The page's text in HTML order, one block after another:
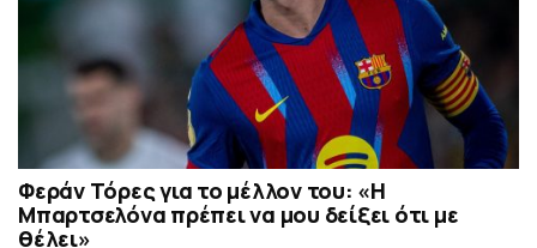
Φεράν Τόρες για το μέλλον του: «Η
Μπαρτσελόνα πρέπει να μου δείξει ότι με
θέλει»